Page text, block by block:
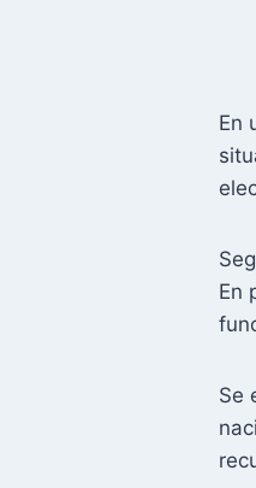
En
En
Se